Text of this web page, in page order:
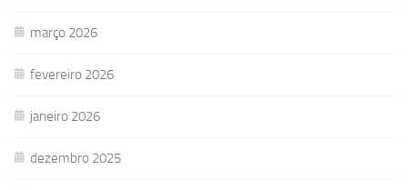
março 2026
fevereiro 2026
janeiro 2026
dezembro 2025